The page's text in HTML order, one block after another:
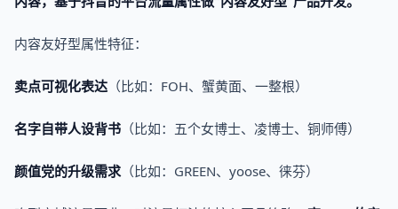
内容友好型属性特征：
卖点可视化表达 （比如：FOH、蟹黄面、一整根）
名字自带人设背书 （比如：五个女博士、凌博士、铜师傅）‍‍‍‍‍‍‍‍‍‍‍‍‍‍‍‍‍‍‍‍‍‍‍‍‍‍‍‍‍
颜值党的升级需求（比如：GREEN、yoose、徕芬）‍‍‍‍‍‍‍‍‍‍‍‍‍‍